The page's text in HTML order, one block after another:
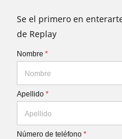
Se el primero en
de Replay
Nombre *
Apellido *
Número de teléfono *